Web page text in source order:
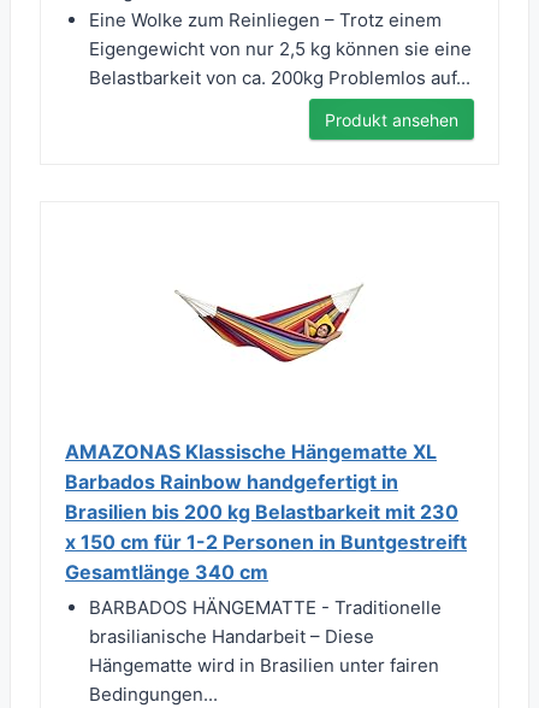
Eine Wolke zum Reinliegen – Trotz einem
Eigengewicht von nur 2,5 kg können sie eine
Belastbarkeit von ca. 200kg Problemlos auf...
Produkt ansehen
AMAZONAS Klassische Hängematte XL
Barbados Rainbow handgefertigt in
Brasilien bis 200 kg Belastbarkeit mit 230
x 150 cm für 1-2 Personen in Buntgestreift
Gesamtlänge 340 cm
BARBADOS HÄNGEMATTE - Traditionelle
brasilianische Handarbeit – Diese
Hängematte wird in Brasilien unter fairen
Bedingungen...